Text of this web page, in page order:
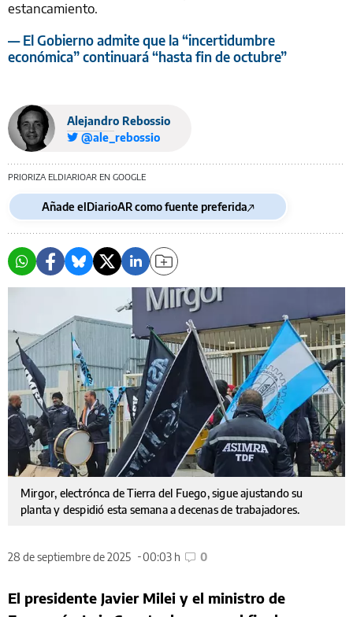
estancamiento.
— El Gobierno admite que la “incertidumbre
económica” continuará “hasta fin de octubre”
Alejandro Rebossio
@ale_rebossio
PRIORIZA ELDIARIOAR EN GOOGLE
Añade elDiarioAR como fuente preferida
Mirgor, electrónca de Tierra del Fuego, sigue ajustando su
planta y despidió esta semana a decenas de trabajadores.
28 de septiembre de 2025 00:03 h 0
El presidente Javier Milei y el ministro de